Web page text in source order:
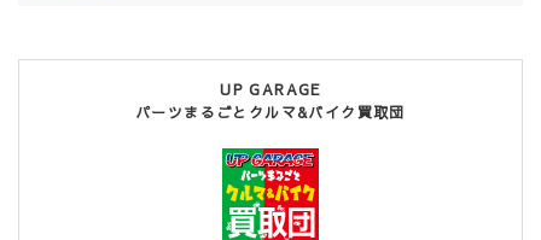
UP GARAGE
パーツまるごとクルマ&バイク買取団